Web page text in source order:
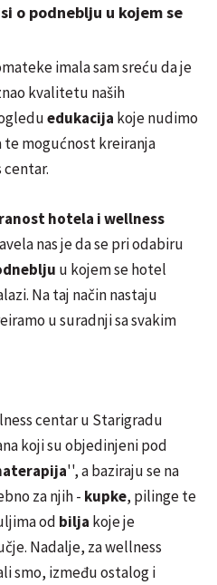
o podneblju u kojem se
imala sam sreću da je
kvalitetu naših
edukacija koje nudimo
te mogućnost kreiranja
centar.
hotela i wellness
nas je da se pri odabiru
u kojem se hotel
Na taj način nastaju
u suradnji sa svakim
centar u Starigradu
koji su objedinjeni pod
'', a baziraju se na
za njih - kupke, pilinge te
od bilja koje je
Nadalje, za wellness
smo, između ostalog i